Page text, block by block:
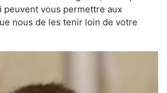
peuvent vous permettre aux
nous de les tenir loin de votre